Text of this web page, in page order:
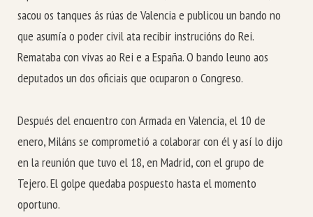
sacou os tanques ás rúas de Valencia e publicou un bando no
que asumía o poder civil ata recibir instrucións do Rei.
Remataba con vivas ao Rei e a España. O bando leuno aos
deputados un dos oficiais que ocuparon o Congreso.
Después del encuentro con Armada en Valencia, el 10 de
enero, Miláns se comprometió a colaborar con él y así lo dijo
en la reunión que tuvo el 18, en Madrid, con el grupo de
Tejero. El golpe quedaba pospuesto hasta el momento
oportuno.